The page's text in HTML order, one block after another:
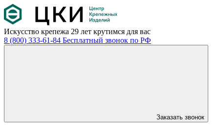
Искусство крепежа 29 лет крутимся для вас
8 (800) 333-61-84 Бесплатный звонок по РФ
Заказать звонок